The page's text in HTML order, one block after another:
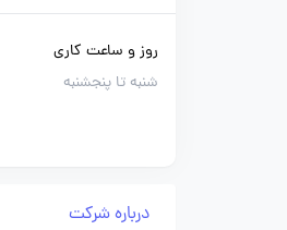
روز و ساعت کاری
شنبه تا پنجشنبه
درباره شرکت